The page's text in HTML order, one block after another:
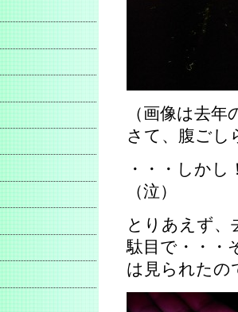
（画像は去
さて、腹ごし
・・・しか
（泣）
とりあえず、
駄目で・・・
は見られたの